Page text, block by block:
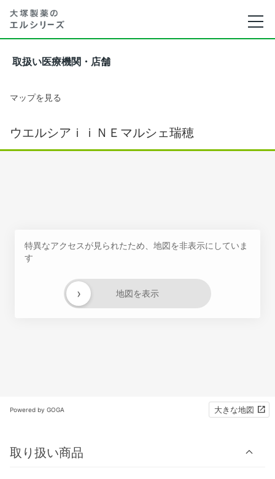
取扱い医療機関・店舗
マップを見る
ウエルシアｉｉＮＥマルシェ瑞穂
特異なアクセスが見られたため、地図を非表示にしていま
す
地図を表示
›
Powered by GOGA 大きな地図
取り扱い商品